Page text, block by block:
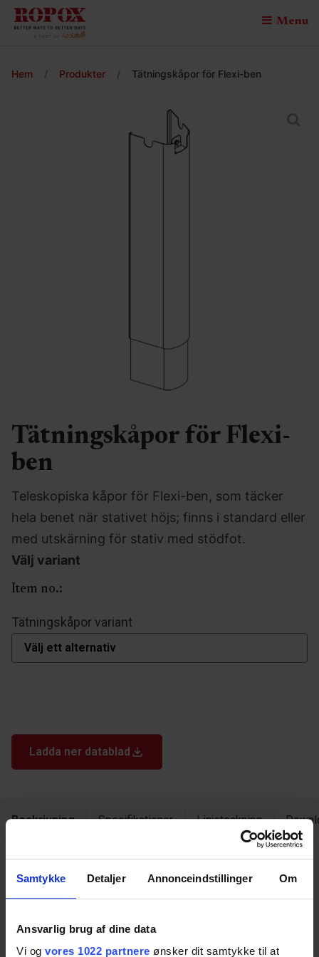
Samtykke Detaljer Annonceindstillinger Om
Ansvarlig brug af dine data
Vi og vores 1022 partnere ønsker dit samtykke til at
Menu
Hem / Produkter / Tätningskåpor för Flexi-ben
Tätningskåpor för Flexi-
ben
Teleskopiska kåpor för Flexi-ben, som täcker
hela benet när stativet höjs; finns i standard eller
med utskärning för stativ med stödfot.
Välj variant
Item no.:
Tätningskåpor variant
Ladda ner datablad
Beskrivning Specifikationer Linjeteckning
Teleskopiska kåpor för Flexi-ben ger en ren och